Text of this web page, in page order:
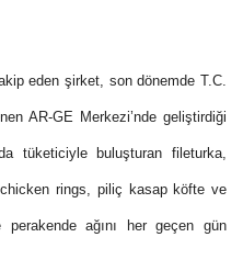
eden şirket, son dönemde T.C.
AR-GE Merkezi’nde geliştirdiği
tüketiciyle buluşturan fileturka,
rings, piliç kasap köfte ve
ağını her geçen gün